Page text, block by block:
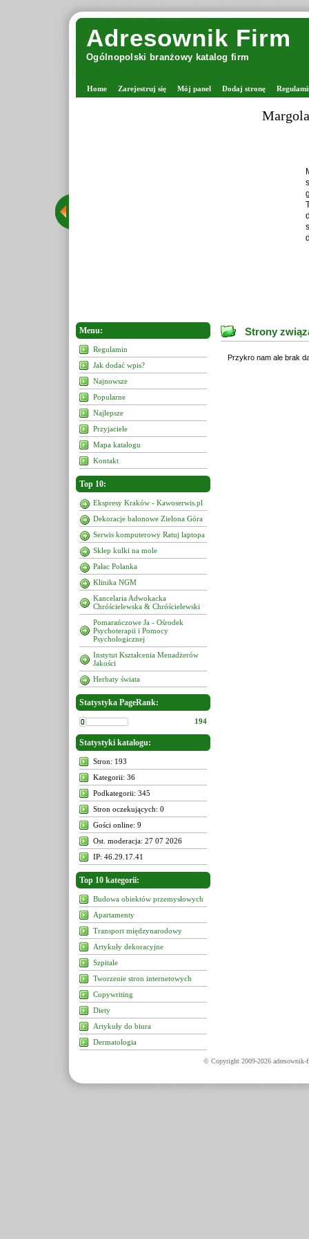
Adresownik Firm
Ogólnopolski branżowy katalog firm
Home Zarejestruj się Mój panel Dodaj stronę
Menu:
Regulamin
Jak dodać wpis?
Najnowsze
Popularne
Najlepsze
Przyjaciele
Mapa katalogu
Kontakt
Top 10:
Ekspresy Kraków - Kawoserwis.pl
Dekoracje balonowe Zielona Góra
Serwis komputerowy Ratuj laptopa
Sklep kulki na mole
Pałac Polanka
Klinika NGM
Kancelaria Adwokacka
Chróścielewska & Chróścielewski
Pomarańczowe Ja - Ośrodek
Psychoterapii i Pomocy
Psychologicznej
Instytut Kształcenia Menadżerów
Jakości
Herbaty świata
Statystyka PageRank:
194
Statystyki katalogu:
Stron: 193
Kategorii: 36
Podkategorii: 345
Stron oczekujących: 0
Gości online: 9
Ost. moderacja: 27 07 2026
IP: 46.29.17.41
Top 10 kategorii:
Budowa obiektów przemysłowych
Apartamenty
Transport międzynarodowy
Artykuły dekoracyjne
Szpitale
Tworzenie stron internetowych
Copywriting
Diety
Artykuły do biura
Dermatologia
Strony
Przykro nam ale brak
© Copyright 2009-2026